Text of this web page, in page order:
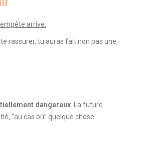
arrive.
rassurer, tu auras fait non pas une,
dangereux. La future
“au cas où” quelque chose